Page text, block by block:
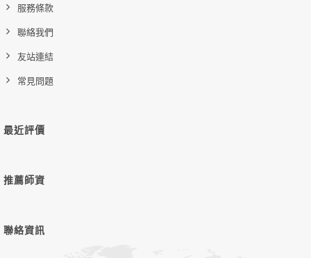
服務條款
聯絡我們
友站連結
常見問題
最近評價
推薦師資
聯絡資訊